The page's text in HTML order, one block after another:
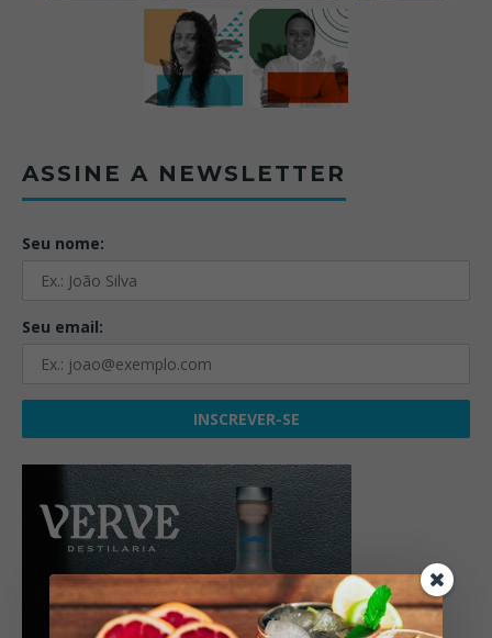
ASSINE A NEWSLETTER
Seu nome:
Seu email: